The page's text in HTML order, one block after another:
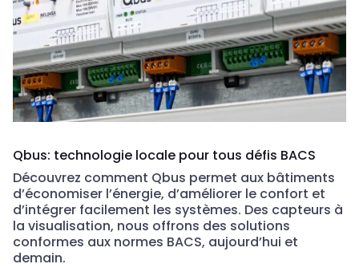
Qbus: technologie locale pour tous défis BACS
Découvrez comment Qbus permet aux bâtiments
d’économiser l’énergie, d’améliorer le confort et
d’intégrer facilement les systèmes. Des capteurs à
la visualisation, nous offrons des solutions
conformes aux normes BACS, aujourd’hui et
demain.